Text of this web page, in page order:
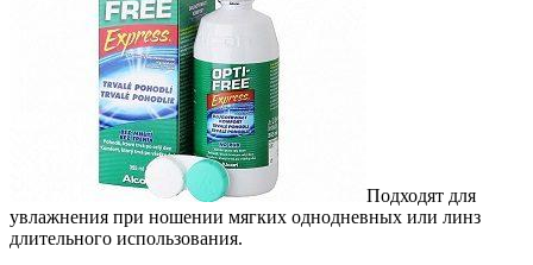
Подходят для
увлажнения при ношении мягких однодневных или линз
длительного использования.